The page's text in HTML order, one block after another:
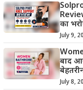
का
July 9,
बाद
July 8,